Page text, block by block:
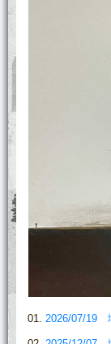
2026/07/19